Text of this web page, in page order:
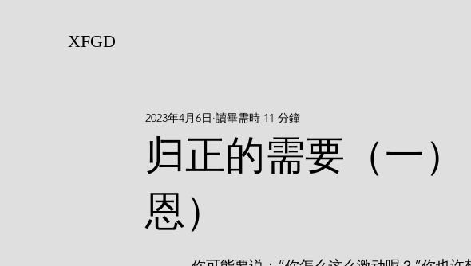
XFGD
归正的需要（一
恩）
2023年4月6日 讀畢需時 11 分鐘